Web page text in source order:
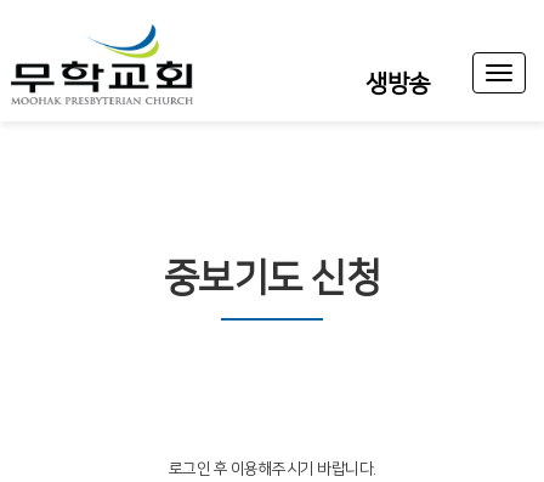
생방송
Toggle
중보기도 신청
로그인 후 이용해주시기 바랍니다.